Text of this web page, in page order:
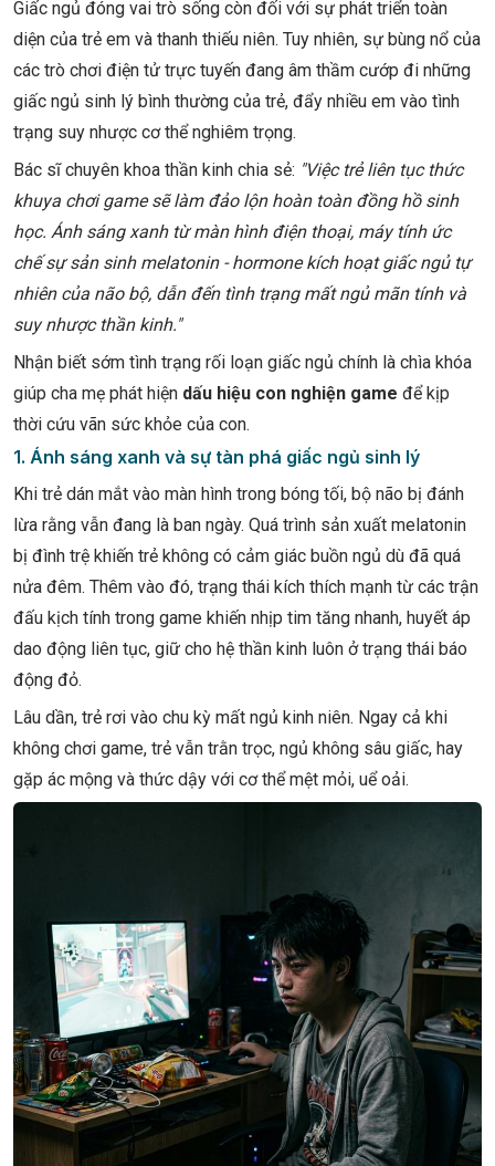
Giấc ngủ đóng vai trò sống còn đối với sự phát triển toàn
diện của trẻ em và thanh thiếu niên. Tuy nhiên, sự bùng nổ của
các trò chơi điện tử trực tuyến đang âm thầm cướp đi những
giấc ngủ sinh lý bình thường của trẻ, đẩy nhiều em vào tình
trạng suy nhược cơ thể nghiêm trọng.
Bác sĩ chuyên khoa thần kinh chia sẻ: "Việc trẻ liên tục thức
khuya chơi game sẽ làm đảo lộn hoàn toàn đồng hồ sinh
học. Ánh sáng xanh từ màn hình điện thoại, máy tính ức
chế sự sản sinh melatonin - hormone kích hoạt giấc ngủ tự
nhiên của não bộ, dẫn đến tình trạng mất ngủ mãn tính và
suy nhược thần kinh."
Nhận biết sớm tình trạng rối loạn giấc ngủ chính là chìa khóa
giúp cha mẹ phát hiện dấu hiệu con nghiện game để kịp
thời cứu vãn sức khỏe của con.
1. Ánh sáng xanh và sự tàn phá giấc ngủ sinh lý
Khi trẻ dán mắt vào màn hình trong bóng tối, bộ não bị đánh
lừa rằng vẫn đang là ban ngày. Quá trình sản xuất melatonin
bị đình trệ khiến trẻ không có cảm giác buồn ngủ dù đã quá
nửa đêm. Thêm vào đó, trạng thái kích thích mạnh từ các trận
đấu kịch tính trong game khiến nhịp tim tăng nhanh, huyết áp
dao động liên tục, giữ cho hệ thần kinh luôn ở trạng thái báo
động đỏ.
Lâu dần, trẻ rơi vào chu kỳ mất ngủ kinh niên. Ngay cả khi
không chơi game, trẻ vẫn trằn trọc, ngủ không sâu giấc, hay
gặp ác mộng và thức dậy với cơ thể mệt mỏi, uể oải.